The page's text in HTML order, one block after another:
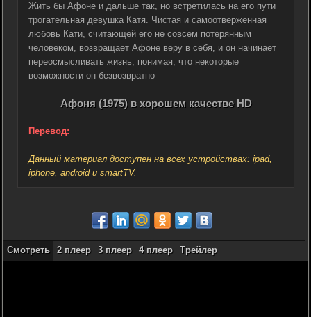
Жить бы Афоне и дальше так, но встретилась на его пути
трогательная девушка Катя. Чистая и самоотверженная
любовь Кати, считающей его не совсем потерянным
человеком, возвращает Афоне веру в себя, и он начинает
переосмысливать жизнь, понимая, что некоторые
возможности он безвозвратно
Афоня (1975) в хорошем качестве HD
Перевод:
Данный материал доступен на всех устройствах: ipad,
iphone, android и smartTV.
Смотреть 2 плеер 3 плеер 4 плеер Трейлер